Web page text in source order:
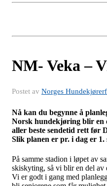
NM- Veka –
Postet av Norges
Nå kan du begynne å
Norsk hundekjøring blir en
aller beste sendetid rett før
Slik planen er pr. i dag er 1.
På samme stadion i løpet av
skiskyting, så vi blir en del av
Vi er godt i gang med